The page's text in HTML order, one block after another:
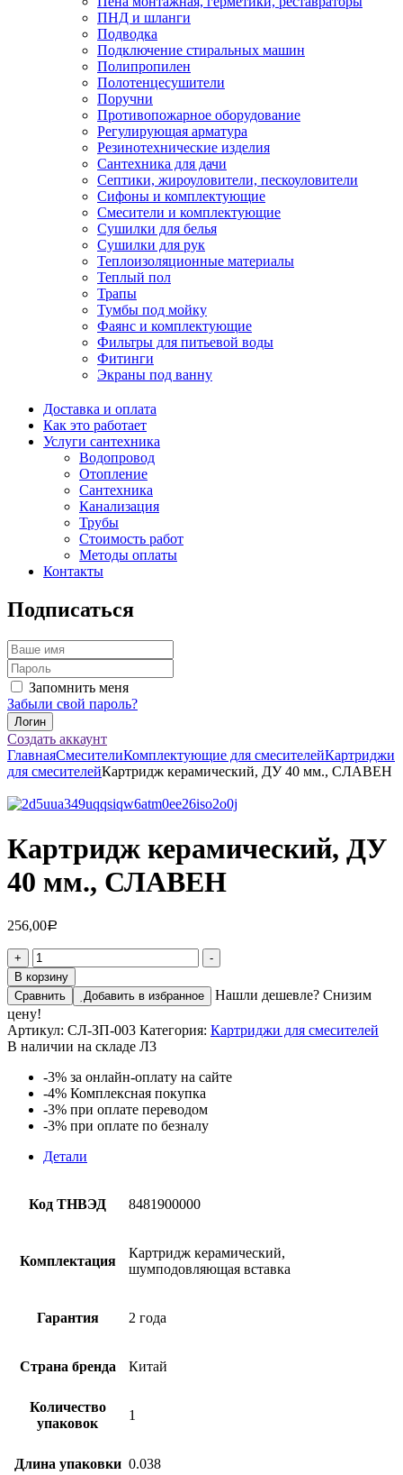
ПНД и шланги
Подводка
Подключение стиральных машин
Полипропилен
Полотенцесушители
Поручни
Противопожарное оборудование
Регулирующая арматура
Резинотехнические изделия
Сантехника для дачи
Септики, жироуловители, пескоуловители
Сифоны и комплектующие
Смесители и комплектующие
Сушилки для белья
Сушилки для рук
Теплоизоляционные материалы
Теплый пол
Трапы
Тумбы под мойку
Фаянс и комплектующие
Фильтры для питьевой воды
Фитинги
Экраны под ванну
Доставка и оплата
Как это работает
Услуги сантехника
Водопровод
Отопление
Сантехника
Канализация
Трубы
Стоимость работ
Методы оплаты
Контакты
Подписаться
Запомнить меня
Забыли свой пароль?
Создать аккаунт
ГлавнаяСмесителиКомплектующие для смесителейКартриджи
для смесителейКартридж керамический, ДУ 40 мм., СЛАВЕН
Картридж керамический, ДУ
40 мм., СЛАВЕН
256,00Р
+
Количество
товара
Картридж
керамический,
ДУ
40
мм.,
СЛАВЕН
-
В корзину
Сравнить
Добавить в избранное
Нашли дешевле? Снизим
цену!
Артикул: СЛ-ЗП-003 Категория: Картриджи для смесителей
В наличии на складе Л3
-3% за онлайн-оплату на сайте
-4% Комплексная покупка
-3% при оплате переводом
-3% при оплате по безналу
Детали
Код ТНВЭД 8481900000
Комплектация
Картридж керамический,
шумподовляющая вставка
Гарантия 2 года
Страна бренда Китай
Количество
упаковок
1
Длина упаковки 0.038